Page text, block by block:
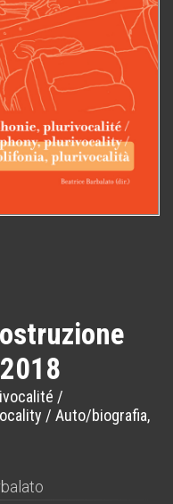
/
/ Auto/biografia,